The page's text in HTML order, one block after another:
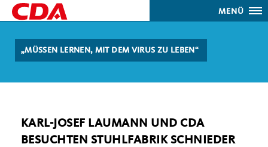
MENÜ
MÜSSEN LERNEN, MIT DEM VIRUS ZU LEBEN“
KARL-JOSEF LAUMANN UND CDA
BESUCHTEN STUHLFABRIK SCHNIEDER